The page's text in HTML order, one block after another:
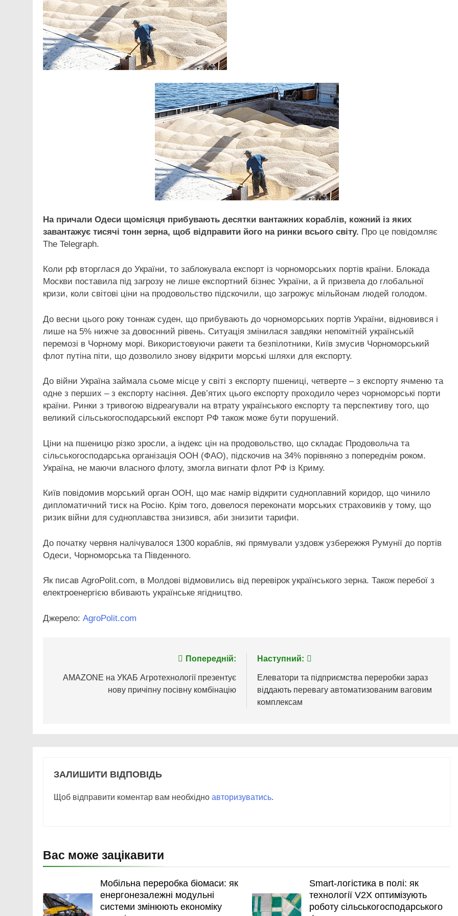
На причали Одеси щомісяця прибувають десятки вантажних кораблів, кожний із яких
завантажує тисячі тонн зерна, щоб відправити його на ринки всього світу. Про це повідомляє
The Telegraph.
Коли рф вторглася до України, то заблокувала експорт із чорноморських портів країни. Блокада
Москви поставила під загрозу не лише експортний бізнес України, а й призвела до глобальної
кризи, коли світові ціни на продовольство підскочили, що загрожує мільйонам людей голодом.
До весни цього року тоннаж суден, що прибувають до чорноморських портів України, відновився і
лише на 5% нижче за довоєнний рівень. Ситуація змінилася завдяки непомітній українській
перемозі в Чорному морі. Використовуючи ракети та безпілотники, Київ змусив Чорноморський
флот путіна піти, що дозволило знову відкрити морські шляхи для експорту.
До війни Україна займала сьоме місце у світі з експорту пшениці, четверте – з експорту ячменю та
одне з перших – з експорту насіння. Дев’ятих цього експорту проходило через чорноморські порти
країни. Ринки з тривогою відреагували на втрату українського експорту та перспективу того, що
великий сільськогосподарський експорт РФ також може бути порушений.
Ціни на пшеницю різко зросли, а індекс цін на продовольство, що складає Продовольча та
сільськогосподарська організація ООН (ФАО), підскочив на 34% порівняно з попереднім роком.
Україна, не маючи власного флоту, змогла вигнати флот РФ із Криму.
Київ повідомив морський орган ООН, що має намір відкрити судноплавний коридор, що чинило
дипломатичний тиск на Росію. Крім того, довелося переконати морських страховиків у тому, що
ризик війни для судноплавства знизився, аби знизити тарифи.
До початку червня налічувалося 1300 кораблів, які прямували уздовж узбережжя Румунії до портів
Одеси, Чорноморська та Південного.
Як писав AgroPolit.com, в Молдові відмовились від перевірок українського зерна. Також перебої з
електроенергією вбивають українське ягідництво.
Джерело: AgroPolit.com
записів
Попередній:
AMAZONE на УКАБ Агротехнології презентує
нову причіпну посівну комбінацію
Наступний:
Елеватори та підприємства переробки зараз
віддають перевагу автоматизованим ваговим
комплексам
ЗАЛИШИТИ ВІДПОВІДЬ
Щоб відправити коментар вам необхідно авторизуватись.
Вас може зацікавити
Мобільна переробка біомаси: як
енергонезалежні модульні
системи змінюють економіку
Smart-логістика в полі: як
технології V2X оптимізують
роботу сільськогосподарського